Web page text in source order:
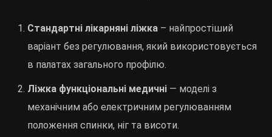
Стандартні лікарняні ліжка – найпростіший
варіант без регулювання, який використовується
в палатах загального профілю.
Ліжка функціональні медичні — моделі з
механічним або електричним регулюванням
положення спинки, ніг та висоти.